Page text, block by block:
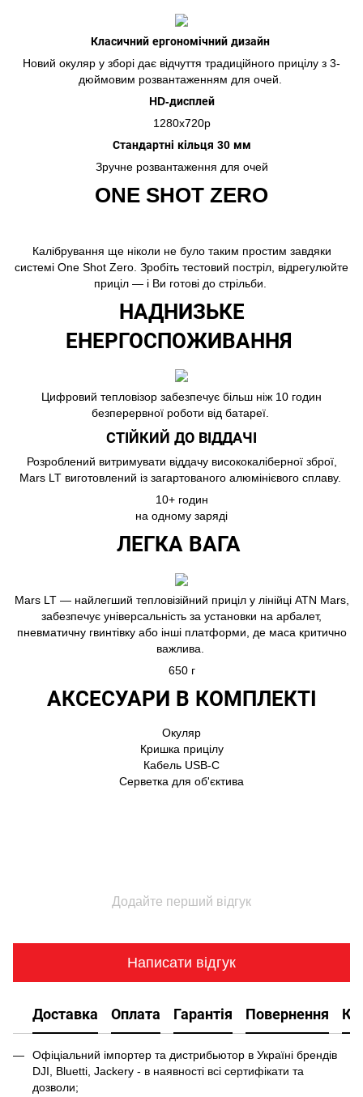
Класичний ергономічний дизайн
Новий окуляр у зборі дає відчуття традиційного прицілу з 3-
дюймовим розвантаженням для очей.
HD-дисплей
1280x720p
Стандартні кільця 30 мм
Зручне розвантаження для очей
ONE SHOT ZERO
Калібрування ще ніколи не було таким простим завдяки
системі One Shot Zero. Зробіть тестовий постріл, відрегулюйте
приціл — і Ви готові до стрільби.
НАДНИЗЬКЕ
ЕНЕРГОСПОЖИВАННЯ
Цифровий тепловізор забезпечує більш ніж 10 годин
безперервної роботи від батареї.
СТІЙКИЙ ДО ВІДДАЧІ
Розроблений витримувати віддачу висококаліберної зброї,
Mars LT виготовлений із загартованого алюмінієвого сплаву.
10+ годин
на одному заряді
ЛЕГКА ВАГА
Mars LT — найлегший тепловізійний приціл у лінійці ATN Mars,
забезпечує універсальність за установки на арбалет,
пневматичну гвинтівку або інші платформи, де маса критично
важлива.
650 г
АКСЕСУАРИ В КОМПЛЕКТІ
Окуляр
Кришка прицілу
Кабель USB-C
Серветка для об'єктива
Додайте перший відгук
Написати відгук
Доставка Оплата Гарантія Повернення
Офіціальний імпортер та дистрибьютор в Україні брендів
DJI, Bluetti, Jackery - в наявності всі сертифікати та
дозволи;